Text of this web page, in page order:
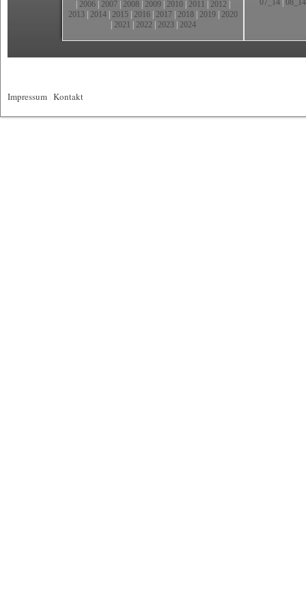
2006 2007 2008 2009 2010 2011 2012
2013 2014 2015 2016 2017 2018 2019 2020
2021 2022 2023| 2024
07_14 08_14
Impressum Kontakt